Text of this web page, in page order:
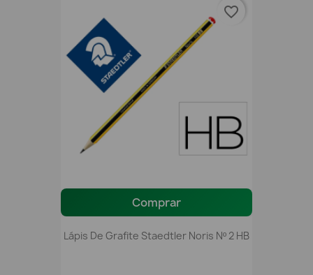
Comprar
Lápis De Grafite Staedtler Noris Nº 2 HB
favorite_border